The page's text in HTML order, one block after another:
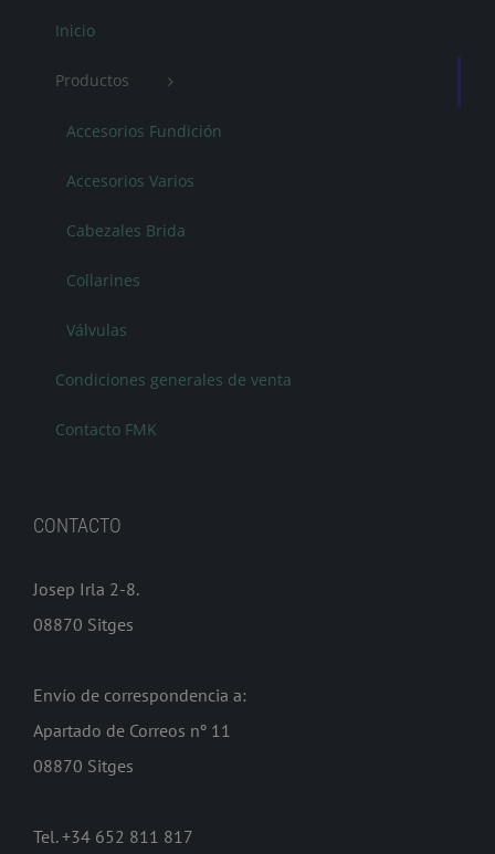
Inicio
Productos
Accesorios Fundición
Accesorios Varios
Cabezales Brida
Collarines
Válvulas
Condiciones generales de venta
Contacto FMK
CONTACTO
Josep Irla 2-8.
08870 Sitges
Envío de correspondencia a:
Apartado de Correos nº 11
08870 Sitges
Tel. +34 652 811 817